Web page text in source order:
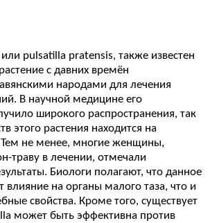
pulsatilla pratensis, также известен
с давних времён
народами для лечения
В научной медицине его
широкого распространения, так
этого растения находится на
Тем не менее, многие женщины,
траву в лечении, отмечали
Биологи полагают, что данное
влияние на органы малого таза, что и
свойства. Кроме того, существует
может быть эффективна против